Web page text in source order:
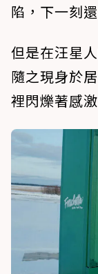
陷，下一刻
但是在汪星
隨之現身於
裡閃爍著感